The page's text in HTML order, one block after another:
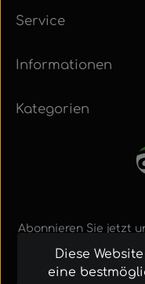
Service
Informationen
Kategorien
Abonnieren Sie jetzt
Newsletter, um
Angebote
Diese
eine